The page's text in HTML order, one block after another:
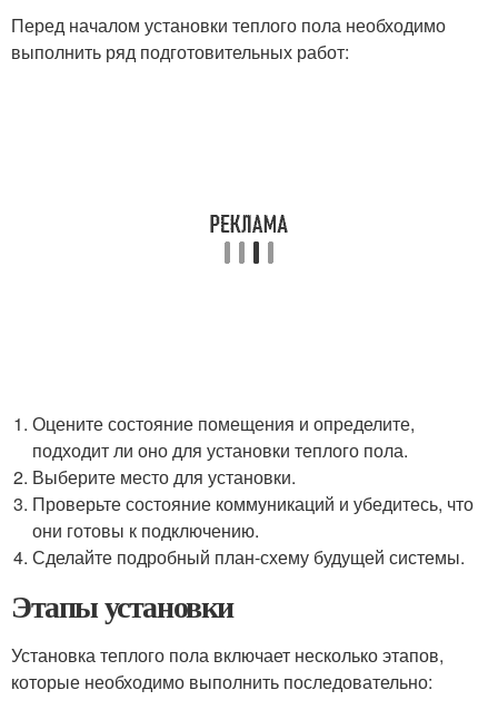
Перед началом установки теплого пола необходимо
выполнить ряд подготовительных работ:
Оцените состояние помещения и определите,
подходит ли оно для установки теплого пола.
Выберите место для установки.
Проверьте состояние коммуникаций и убедитесь, что
они готовы к подключению.
Сделайте подробный план-схему будущей системы.
Этапы установки
Установка теплого пола включает несколько этапов,
которые необходимо выполнить последовательно: